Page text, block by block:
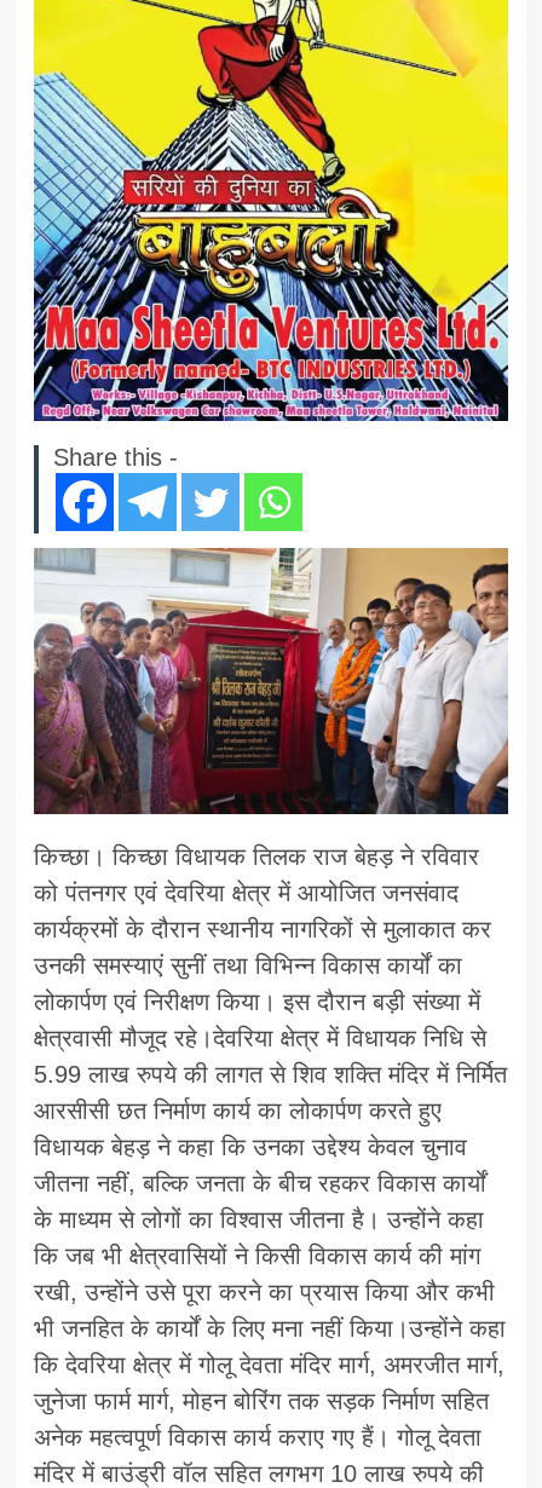
Share this -
किच्छा। किच्छा विधायक तिलक राज बेहड़ ने रविवार
को पंतनगर एवं देवरिया क्षेत्र में आयोजित जनसंवाद
कार्यक्रमों के दौरान स्थानीय नागरिकों से मुलाकात कर
उनकी समस्याएं सुनीं तथा विभिन्न विकास कार्यों का
लोकार्पण एवं निरीक्षण किया। इस दौरान बड़ी संख्या में
क्षेत्रवासी मौजूद रहे।देवरिया क्षेत्र में विधायक निधि से
5.99 लाख रुपये की लागत से शिव शक्ति मंदिर में निर्मित
आरसीसी छत निर्माण कार्य का लोकार्पण करते हुए
विधायक बेहड़ ने कहा कि उनका उद्देश्य केवल चुनाव
जीतना नहीं, बल्कि जनता के बीच रहकर विकास कार्यों
के माध्यम से लोगों का विश्वास जीतना है। उन्होंने कहा
कि जब भी क्षेत्रवासियों ने किसी विकास कार्य की मांग
रखी, उन्होंने उसे पूरा करने का प्रयास किया और कभी
भी जनहित के कार्यों के लिए मना नहीं किया।उन्होंने कहा
कि देवरिया क्षेत्र में गोलू देवता मंदिर मार्ग, अमरजीत मार्ग,
जुनेजा फार्म मार्ग, मोहन बोरिंग तक सड़क निर्माण सहित
अनेक महत्वपूर्ण विकास कार्य कराए गए हैं। गोलू देवता
मंदिर में बाउंड्री वॉल सहित लगभग 10 लाख रुपये की